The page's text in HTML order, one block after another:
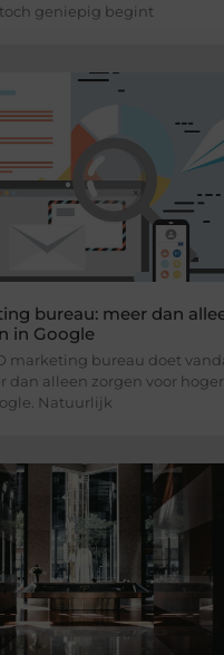
geniepig begint
bureau: meer dan
in Google
marketing bureau doet
dan alleen zorgen voor
Natuurlijk